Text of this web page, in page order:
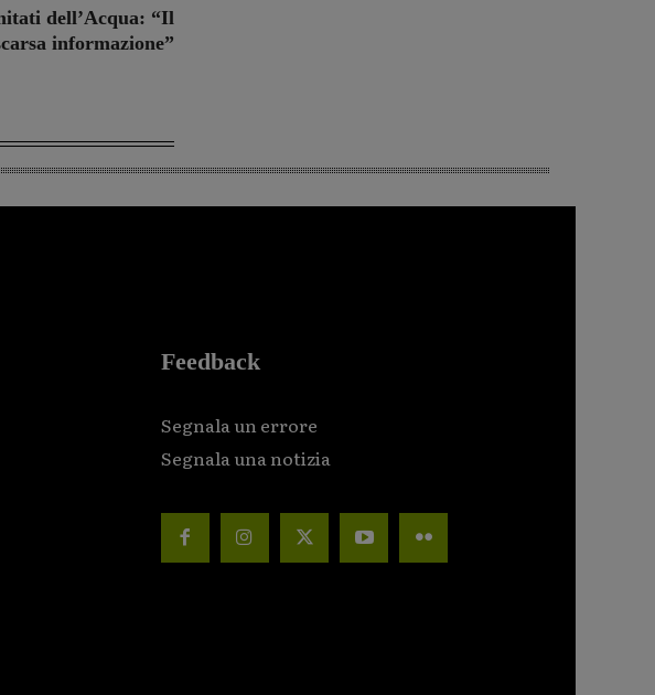
dell’Acqua: “Il
informazione”
Feedback
Segnala un errore
Segnala una notizia